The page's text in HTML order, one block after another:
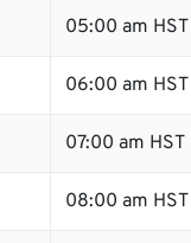
05:00 am HST
06:00 am HST
07:00 am HST
08:00 am HST